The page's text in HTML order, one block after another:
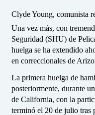
Clyde Young, comunista
Una vez más, con
Seguridad (SHU) de
huelga se ha extendido
en correccionales de
La primera huelga de
posteriormente, durante
de California, con la
terminó el 20 de julio tras